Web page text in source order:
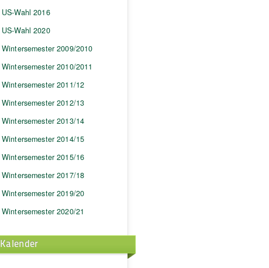
US-Wahl 2016
US-Wahl 2020
Wintersemester 2009/2010
Wintersemester 2010/2011
Wintersemester 2011/12
Wintersemester 2012/13
Wintersemester 2013/14
Wintersemester 2014/15
Wintersemester 2015/16
Wintersemester 2017/18
Wintersemester 2019/20
Wintersemester 2020/21
Kalender